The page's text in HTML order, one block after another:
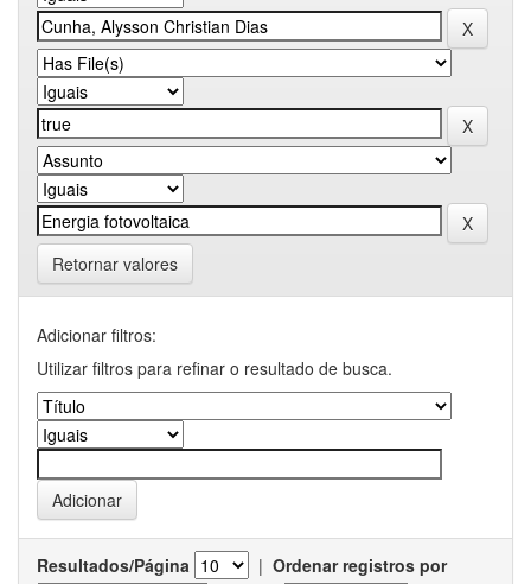
Retornar valores
Adicionar filtros:
Utilizar filtros para refinar o resultado de busca.
Resultados/Página | Ordenar registros por